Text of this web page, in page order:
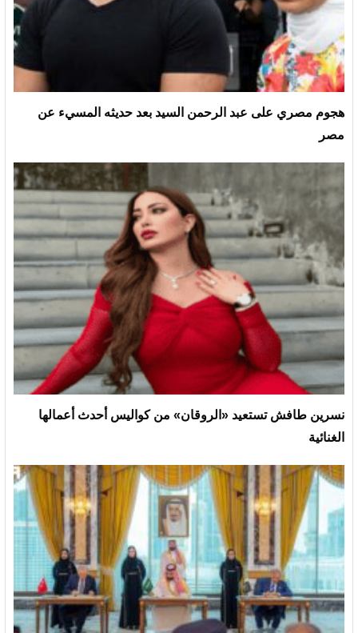
هجوم مصري على عبد الرحمن السيد بعد حديثه المسيء عن
مصر
نسرين طافش تستعيد «الروقان» من كواليس أحدث أعمالها
الغنائية